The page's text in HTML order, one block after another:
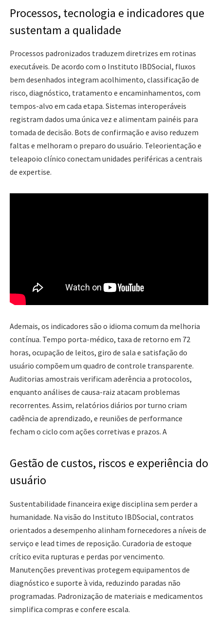
Processos, tecnologia e indicadores que
sustentam a qualidade
Processos padronizados traduzem diretrizes em rotinas
executáveis. De acordo com o Instituto IBDSocial, fluxos
bem desenhados integram acolhimento, classificação de
risco, diagnóstico, tratamento e encaminhamentos, com
tempos-alvo em cada etapa. Sistemas interoperáveis
registram dados uma única vez e alimentam painéis para
tomada de decisão. Bots de confirmação e aviso reduzem
faltas e melhoram o preparo do usuário. Teleorientação e
teleapoio clínico conectam unidades periféricas a centrais
de expertise.
Ademais, os indicadores são o idioma comum da melhoria
contínua. Tempo porta-médico, taxa de retorno em 72
horas, ocupação de leitos, giro de sala e satisfação do
usuário compõem um quadro de controle transparente.
Auditorias amostrais verificam aderência a protocolos,
enquanto análises de causa-raiz atacam problemas
recorrentes. Assim, relatórios diários por turno criam
cadência de aprendizado, e reuniões de performance
fecham o ciclo com ações corretivas e prazos. A
Gestão de custos, riscos e experiência do
usuário
Sustentabilidade financeira exige disciplina sem perder a
humanidade. Na visão do Instituto IBDSocial, contratos
orientados a desempenho alinham fornecedores a níveis de
serviço e lead times de reposição. Curadoria de estoque
crítico evita rupturas e perdas por vencimento.
Manutenções preventivas protegem equipamentos de
diagnóstico e suporte à vida, reduzindo paradas não
programadas. Padronização de materiais e medicamentos
simplifica compras e confere escala.